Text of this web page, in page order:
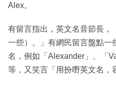
Alex。
有留言指出，英文名音節長，
一些）。」有網民留言盤點一
名，例如「Alexander」、「
等，又笑言「用扮嘢英文名，